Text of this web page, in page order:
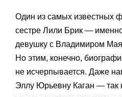
Один из самых известных
сестре Лили Брик —
девушку с Владимиром
Но этим, конечно,
не исчерпывается. Даже
Эллу Юрьевну Каган — так